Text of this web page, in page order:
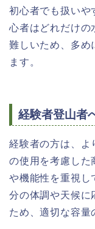
初心者でも扱いや
心者はどれだけの
難しいため、多め
ます。
経験者登山者
経験者の方は、よ
の使用を考慮した
や機能性を重視し
分の体調や天候に
ため、適切な容量